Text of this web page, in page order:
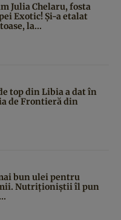
Julia Chelaru, fosta
Exotic! Și-a etalat
la...
top din Libia a dat în
de Frontieră din
bun ulei pentru
Nutriționiștii îl pun